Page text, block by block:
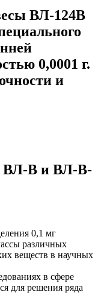
ВЛ-124В
0,0001 г.
и
ВЛ-В и ВЛ-В-
0,1 мг
различных
веществ в научных
в сфере
для решения ряда